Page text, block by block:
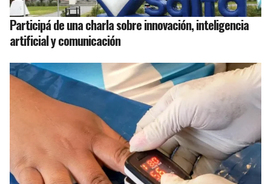
Participá de una charla sobre innovación, inteligencia
artificial y comunicación